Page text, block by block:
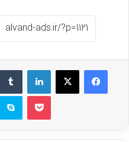
فیسبوکایکس لینکداین
پاکت